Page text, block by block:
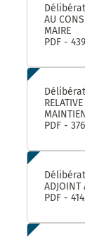
AU
MAIRE
PDF -
PDF -
ADJOINT
PDF -